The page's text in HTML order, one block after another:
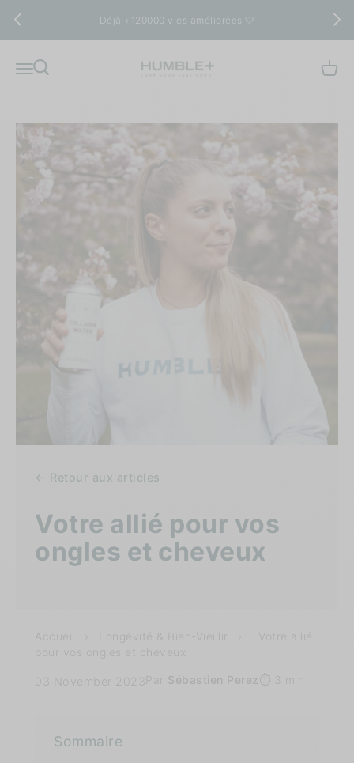
Déjà +120000 vies améliorées 🤍
MenuRecherche Humble+ Panier
← Retour aux articles
Votre allié pour vos
ongles et cheveux
Accueil Longévité & Bien-Vieillir
pour vos ongles et cheveux
03 November 2023 Par Sébastien Perez ⏱️ 3 min
Sommaire